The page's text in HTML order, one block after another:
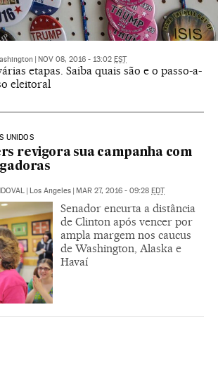
NOV 08, 2016 - 13:02 EST
etapas. Saiba quais são e o passo-a-
eleitoral
UNIDOS
revigora sua campanha com
Los Angeles MAR 27, 2016 - 09:28 EDT
Senador encurta a distância
de Clinton após vencer por
ampla margem nos caucus
de Washington, Alaska e
Havaí